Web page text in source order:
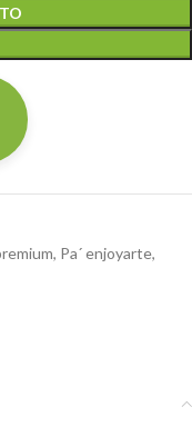
, Pa´ enjoyarte,